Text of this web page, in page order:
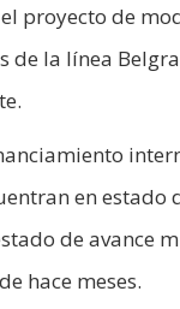
proyecto de
de la línea
en estado
de avance
hace meses.